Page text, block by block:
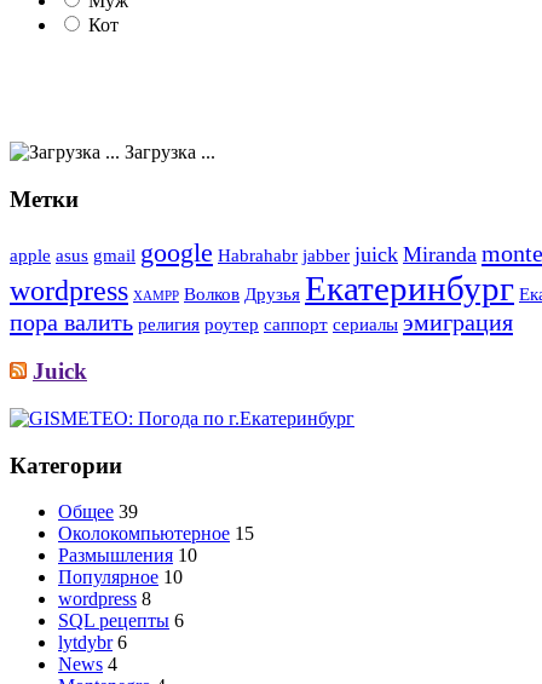
Кот
Загрузка ...
Метки
apple asus gmail google Habrahabr jabber juick Miranda
wordpress XAMPP Волков Друзья Екатеринбург
пора валить религия роутер саппорт сериалы эмиграция
Juick
Категории
Общее 39
Околокомпьютерное 15
Размышления 10
Популярное 10
wordpress 8
SQL рецепты 6
lytdybr 6
News 4